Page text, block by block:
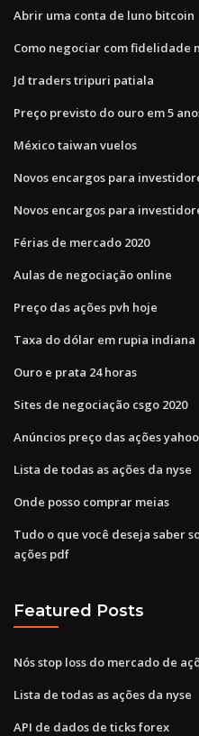
Abrir uma conta de luno bitcoin
Como negociar com fidelidade
Jd traders tripuri patiala
Preço previsto do ouro em 5
México taiwan vuelos
Novos encargos para
Novos encargos para
Férias de mercado 2020
Aulas de negociação online
Preço das ações pvh hoje
Taxa do dólar em rupia indiana
Ouro e prata 24 horas
Sites de negociação csgo 2020
Anúncios preço das ações
Lista de todas as ações da nyse
Onde posso comprar meias
Tudo o que você deseja saber
ações pdf
Featured Posts
Nós stop loss do mercado de
Lista de todas as ações da nyse
API de dados de ticks forex